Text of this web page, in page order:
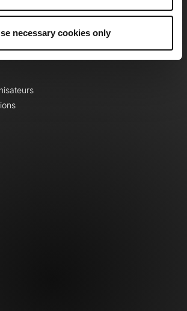
necessary cookies only